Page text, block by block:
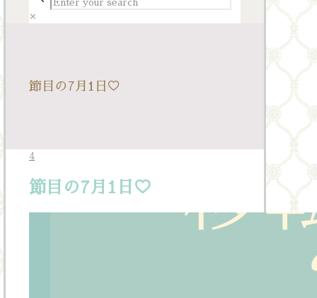
✕
節目の7月1日♡
4
節目の7月1日♡